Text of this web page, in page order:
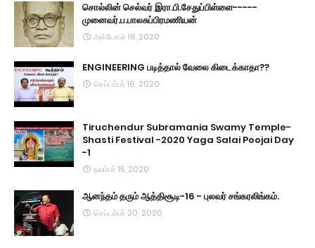
சொல்லின் செல்வர் இரா.பி.சேதுப்பிள்ளை-----
முனைவர்.ப.பாலசுப்பிரமணியன்
அக்டோபர் 18, 2020
ENGINEERING படித்தால் வேலை கிடைக்காதா??
செப்டம்பர் 16, 2020
Tiruchendur Subramania Swamy Temple-
Shasti Festival -2020 Yaga Salai Poojai Day
-1
நவம்பர் 15, 2020
ஆனந்தம் தரும் ஆத்திசூடி-16 - புலவர் சங்கரலிங்கம்.
செப்டம்பர் 20, 2020